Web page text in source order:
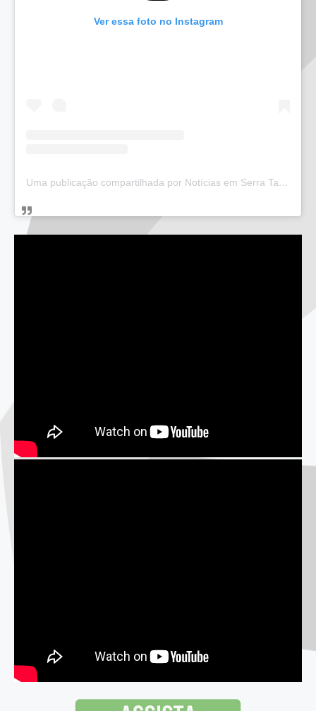
Ver essa foto no Instagram
Uma publicação compartilhada por Notícias em Serra Talhada (@bloglucianarego)